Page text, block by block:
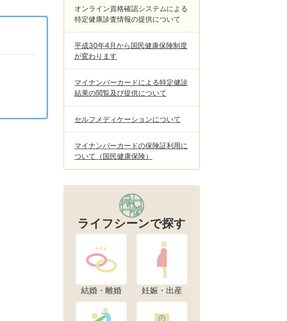
オンライン資格確認システムによる
特定健康診査情報の提供について
平成30年4月から国民健康保険制度
が変わります
マイナンバーカードによる特定健診
結果の閲覧及び提供について
セルフメディケーションについて
マイナンバーカードの保険証利用に
ついて（国民健康保険）
ライフシーンで探す
結婚・離婚 妊娠・出産